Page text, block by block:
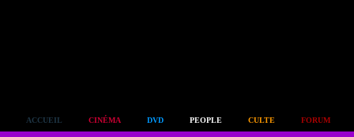
ACCUEIL CINÉMA DVD PEOPLE CULTE FORUM